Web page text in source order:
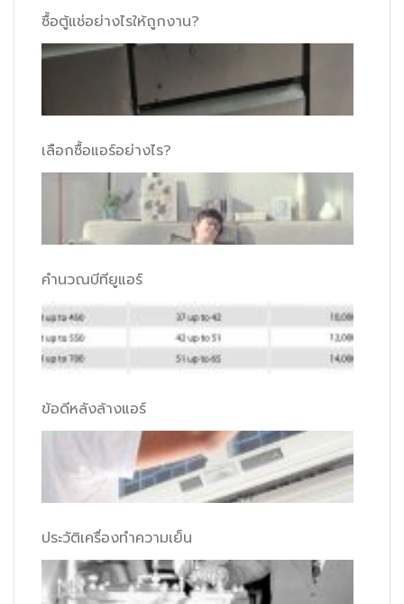
ซื้อตู้แช่อย่างไรให้ถูกงาน?
เลือกซื้อแอร์อย่างไร?
คำนวณบีทียูแอร์
ข้อดีหลังล้างแอร์
ประวัติเครื่องทำความเย็น